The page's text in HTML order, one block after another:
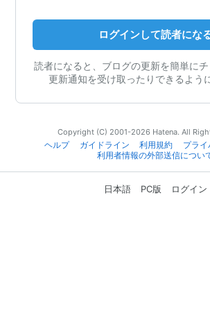
ログインして読者にな
読者になると、ブログの更新を簡単にチ
更新通知を受け取ったりできるよう
Copyright (C) 2001-2026 Hatena. All
ヘルプ
ガイドライン 利用規約
プラ
利用者情報の外部送信につい
日本語 PC版 ログイン